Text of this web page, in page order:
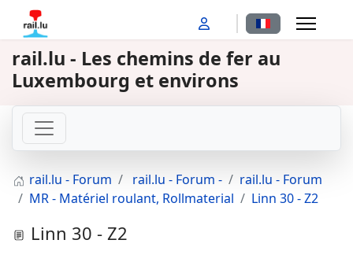
Sélectionnez
rail.lu - Les chemins de fer au
Luxembourg et environs
rail.lu - Forum rail.lu - Forum -
rail.lu - Forum
MR - Matériel roulant, Rollmaterial
Linn 30 - Z2
Linn 30 - Z2